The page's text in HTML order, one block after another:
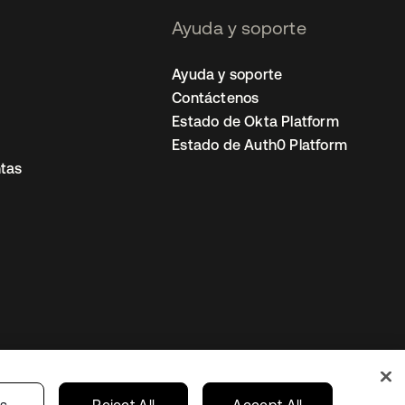
Ayuda y soporte
Ayuda y soporte
Contáctenos
Estado de Okta Platform
Estado de Auth0 Platform
Preferencias de cookies Mexico